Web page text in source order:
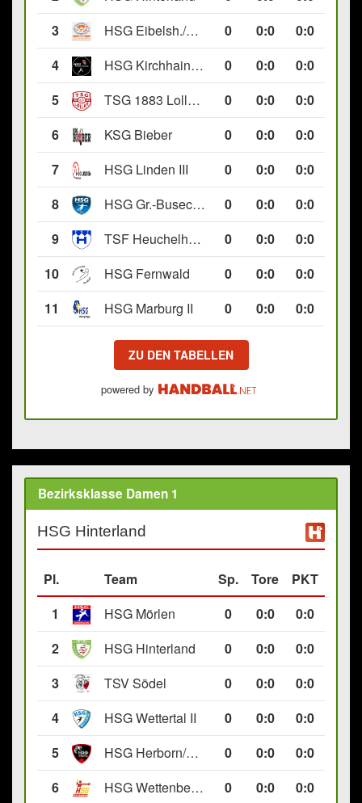
3
HSG Eibelsh./Ewersb. II 0 0:0
0:0
4
HSG Kirchhain/Neustadt II 0 0:0
0:0
5
TSG 1883 Lollar II 0 0:0
0:0
6
KSG Bieber 0 0:0
0:0
7
HSG Linden III 0 0:0
0:0
8
HSG Gr.-Buseck/Beuern II 0 0:0
0:0
9
TSF Heuchelheim II 0 0:0
0:0
10
HSG Fernwald 0 0:0
0:0
11
HSG Marburg II 0 0:0 0:0
ZU DEN TABELLEN
powered by
Bezirksklasse Damen 1
HSG Hinterland
Pl. Team Sp. Tore
PKT
1
HSG Mörlen 0 0:0
0:0
2
HSG Hinterland 0 0:0
0:0
3
TSV Södel 0 0:0
0:0
4
HSG Wettertal II 0 0:0
0:0
5
HSG Herborn/Seelbach 0 0:0
0:0
6
HSG Wettenberg III 0 0:0
0:0